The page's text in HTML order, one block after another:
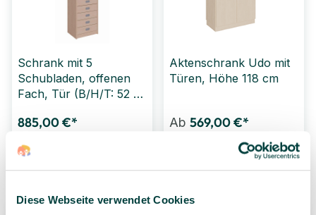
Diese Webseite verwendet Cookies
Schrank mit 5
Schubladen, offenen
Fach, Tür (B/H/T: 52 x
885,00 €*
Aktenschrank Udo mit
Türen, Höhe 118 cm
Ab 569,00 €*